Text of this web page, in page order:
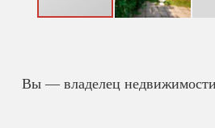
Вы — владелец